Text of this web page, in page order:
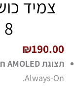
₪190.00
תצוגת AMOLED חדה:
Always-On.